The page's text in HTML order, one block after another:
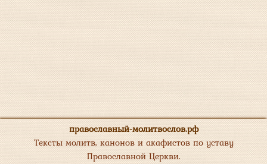
православный-молитвослов.рф
Тексты молитв, канонов и акафистов по уставу
Православной Церкви.